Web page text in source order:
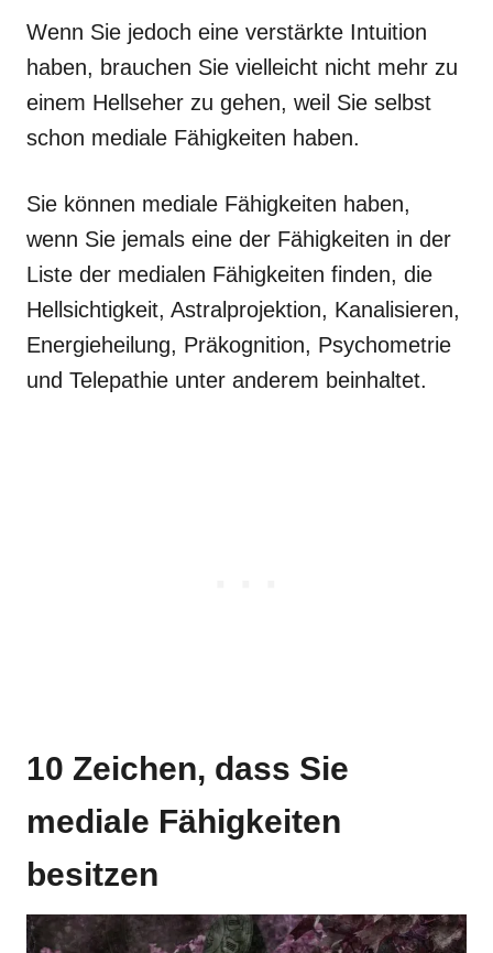
Wenn Sie jedoch eine verstärkte Intuition
haben, brauchen Sie vielleicht nicht mehr zu
einem Hellseher zu gehen, weil Sie selbst
schon mediale Fähigkeiten haben.
Sie können mediale Fähigkeiten haben,
wenn Sie jemals eine der Fähigkeiten in der
Liste der medialen Fähigkeiten finden, die
Hellsichtigkeit, Astralprojektion, Kanalisieren,
Energieheilung, Präkognition, Psychometrie
und Telepathie unter anderem beinhaltet.
10 Zeichen, dass Sie
mediale Fähigkeiten
besitzen